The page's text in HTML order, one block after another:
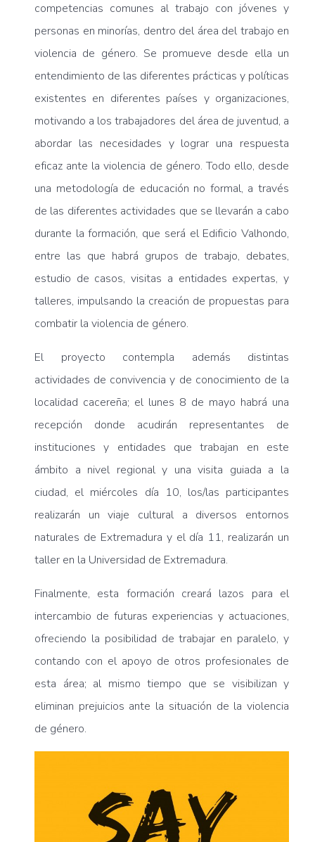
competencias comunes al trabajo con jóvenes y
personas en minorías, dentro del área del trabajo en
violencia de género. Se promueve desde ella un
entendimiento de las diferentes prácticas y políticas
existentes en diferentes países y organizaciones,
motivando a los trabajadores del área de juventud, a
abordar las necesidades y lograr una respuesta
eficaz ante la violencia de género. Todo ello, desde
una metodología de educación no formal, a través
de las diferentes actividades que se llevarán a cabo
durante la formación, que será el Edificio Valhondo,
entre las que habrá grupos de trabajo, debates,
estudio de casos, visitas a entidades expertas, y
talleres, impulsando la creación de propuestas para
combatir la violencia de género.
El proyecto contempla además distintas
actividades de convivencia y de conocimiento de la
localidad cacereña; el lunes 8 de mayo habrá una
recepción donde acudirán representantes de
instituciones y entidades que trabajan en este
ámbito a nivel regional y una visita guiada a la
ciudad, el miércoles día 10, los/las participantes
realizarán un viaje cultural a diversos entornos
naturales de Extremadura y el día 11, realizarán un
taller en la Universidad de Extremadura.
Finalmente, esta formación creará lazos para el
intercambio de futuras experiencias y actuaciones,
ofreciendo la posibilidad de trabajar en paralelo, y
contando con el apoyo de otros profesionales de
esta área; al mismo tiempo que se visibilizan y
eliminan prejuicios ante la situación de la violencia
de género.